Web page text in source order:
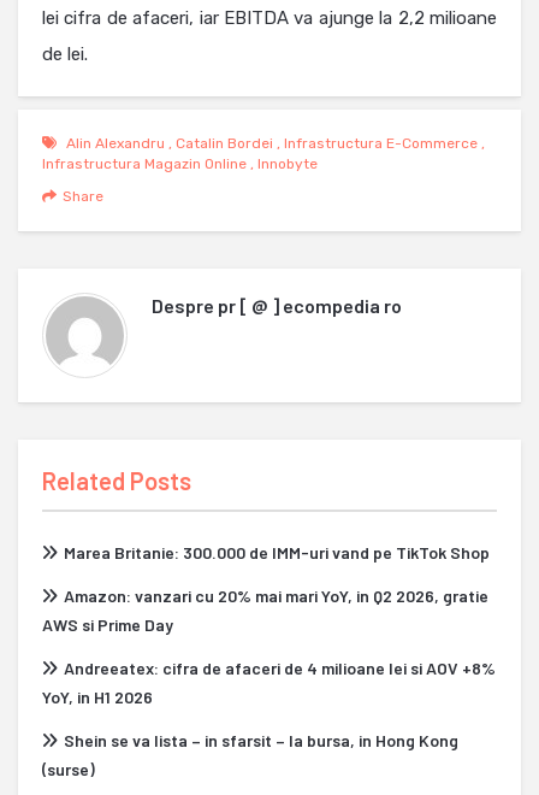
lei cifra de afaceri, iar EBITDA va ajunge la 2,2 milioane
de lei.
Alin Alexandru , Catalin Bordei , Infrastructura E-Commerce ,
Infrastructura Magazin Online , Innobyte
Share
Despre pr [ @ ] ecompedia ro
Related Posts
Marea Britanie: 300.000 de IMM-uri vand pe TikTok Shop
Amazon: vanzari cu 20% mai mari YoY, in Q2 2026, gratie
AWS si Prime Day
Andreeatex: cifra de afaceri de 4 milioane lei si AOV +8%
YoY, in H1 2026
Shein se va lista – in sfarsit – la bursa, in Hong Kong
(surse)